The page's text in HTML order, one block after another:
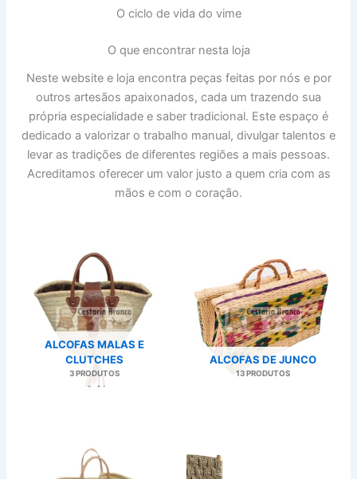
O ciclo de vida do vime
O que encontrar nesta loja
Neste website e loja encontra peças feitas por nós e por
outros artesãos apaixonados, cada um trazendo sua
própria especialidade e saber tradicional. Este espaço é
dedicado a valorizar o trabalho manual, divulgar talentos e
levar as tradições de diferentes regiões a mais pessoas.
Acreditamos oferecer um valor justo a quem cria com as
mãos e com o coração.
ALCOFAS MALAS E
CLUTCHES
3 PRODUTOS
ALCOFAS DE JUNCO
13 PRODUTOS